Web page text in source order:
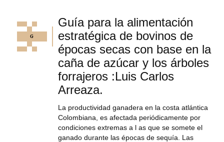
Guía para la alimentación
estratégica de bovinos de
épocas secas con base en la
caña de azúcar y los árboles
forrajeros :Luis Carlos
Arreaza.
La productividad ganadera en la costa atlántica
Colombiana, es afectada periódicamente por
condiciones extremas a l as que se somete el
ganado durante las épocas de sequía. Las